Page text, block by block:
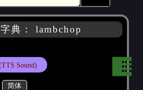
典： lambchop
Sound)
简体